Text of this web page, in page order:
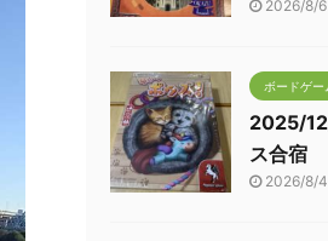
2026/8/6
ボードゲー
2025/
ス合宿
2026/8/4